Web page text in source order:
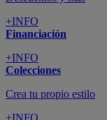
Miles de productos
+INFO
Por teléfono
Llámanos y compra
+INFO
Nueva app